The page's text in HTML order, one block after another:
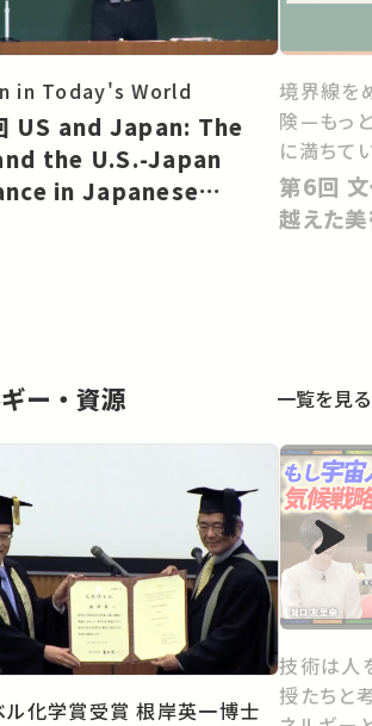
in Today's World
the U.S.-Japan
in Japanese
境界線を
険—もっ
に満ちて
第6回 文化財の居場所～国境を
越えた
ー・資源 一覧を見る
ル化学賞受賞 根岸英一博士
技術は人
授たちと